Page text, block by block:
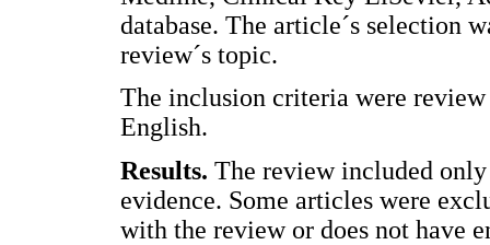
database. The article´s selection
review´s topic.
The inclusion criteria were
English.
Results. The review included
evidence. Some articles were
with the review or does not have